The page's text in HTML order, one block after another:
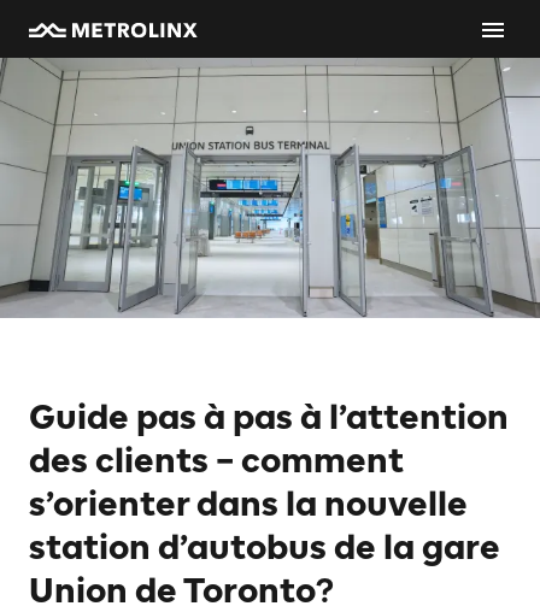
Guide pas à pas à l’attention
des clients – comment
s’orienter dans la nouvelle
station d’autobus de la gare
Union de Toronto?